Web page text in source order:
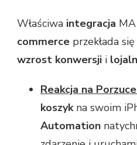
Właściwa integracja
commerce przekłada
wzrost konwersji i
Reakcja na
koszykna swoim
Automation